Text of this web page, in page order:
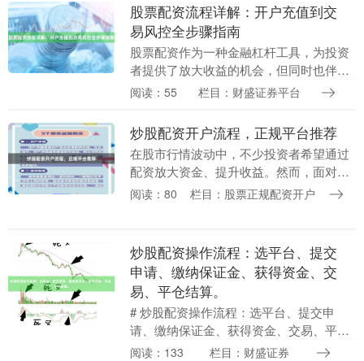
股票配资流程详解：开户充值到交
易风控全步骤指南
股票配资作为一种金融杠杆工具，为投资
者提供了放大收益的机会，但同时也伴随
着更高的风险。了解完整的配资流程，从
与前必须掌握的基....
阅读：55 栏目：财盛证券平台
炒股配资开户流程，正规平台推荐
在股市行情波动中，不少投资者希望通过
配资放大资金、提升收益。然而，面对市
场上众多的配资平台配资加盟代理，如何
阅读：80 栏目：股票正规配资开户
炒股配资操作流程：选平台、提交
申请、缴纳保证金、获得资金、交
易、平仓结算。
# 炒股配资操作流程：选平台、提交申
请、缴纳保证金、获得资金、交易、平仓
结算 在股票市场中，配资作为一种放大资
阅读：133 栏目：财盛证券